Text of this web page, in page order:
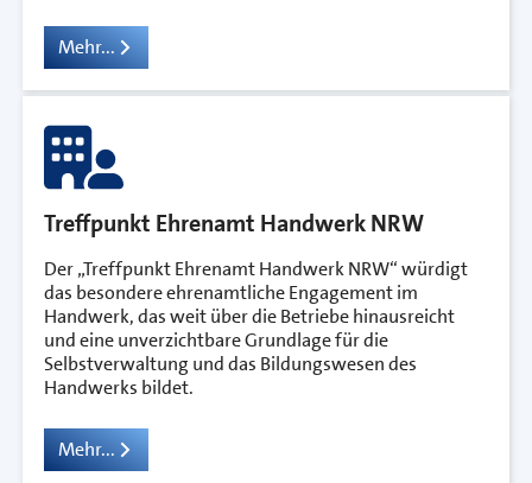
Mehr...
Treffpunkt Ehrenamt Handwerk NRW
Der „Treffpunkt Ehrenamt Handwerk NRW“ würdigt
das besondere ehrenamtliche Engagement im
Handwerk, das weit über die Betriebe hinausreicht
und eine unverzichtbare Grundlage für die
Selbstverwaltung und das Bildungswesen des
Handwerks bildet.
Mehr...